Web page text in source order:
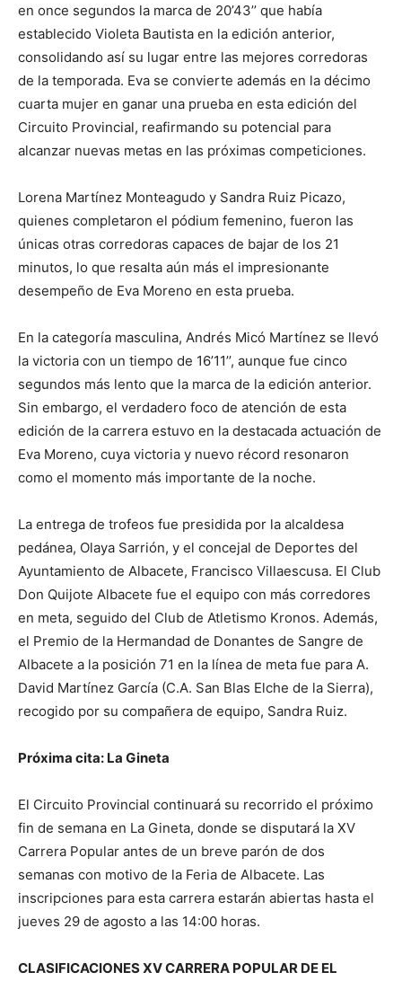
en once segundos la marca de 20’43’’ que había
establecido Violeta Bautista en la edición anterior,
consolidando así su lugar entre las mejores corredoras
de la temporada. Eva se convierte además en la décimo
cuarta mujer en ganar una prueba en esta edición del
Circuito Provincial, reafirmando su potencial para
alcanzar nuevas metas en las próximas competiciones.
Lorena Martínez Monteagudo y Sandra Ruiz Picazo,
quienes completaron el pódium femenino, fueron las
únicas otras corredoras capaces de bajar de los 21
minutos, lo que resalta aún más el impresionante
desempeño de Eva Moreno en esta prueba.
En la categoría masculina, Andrés Micó Martínez se llevó
la victoria con un tiempo de 16’11’’, aunque fue cinco
segundos más lento que la marca de la edición anterior.
Sin embargo, el verdadero foco de atención de esta
edición de la carrera estuvo en la destacada actuación de
Eva Moreno, cuya victoria y nuevo récord resonaron
como el momento más importante de la noche.
La entrega de trofeos fue presidida por la alcaldesa
pedánea, Olaya Sarrión, y el concejal de Deportes del
Ayuntamiento de Albacete, Francisco Villaescusa. El Club
Don Quijote Albacete fue el equipo con más corredores
en meta, seguido del Club de Atletismo Kronos. Además,
el Premio de la Hermandad de Donantes de Sangre de
Albacete a la posición 71 en la línea de meta fue para A.
David Martínez García (C.A. San Blas Elche de la Sierra),
recogido por su compañera de equipo, Sandra Ruiz.
Próxima cita: La Gineta
El Circuito Provincial continuará su recorrido el próximo
fin de semana en La Gineta, donde se disputará la XV
Carrera Popular antes de un breve parón de dos
semanas con motivo de la Feria de Albacete. Las
inscripciones para esta carrera estarán abiertas hasta el
jueves 29 de agosto a las 14:00 horas.
CLASIFICACIONES XV CARRERA POPULAR DE EL